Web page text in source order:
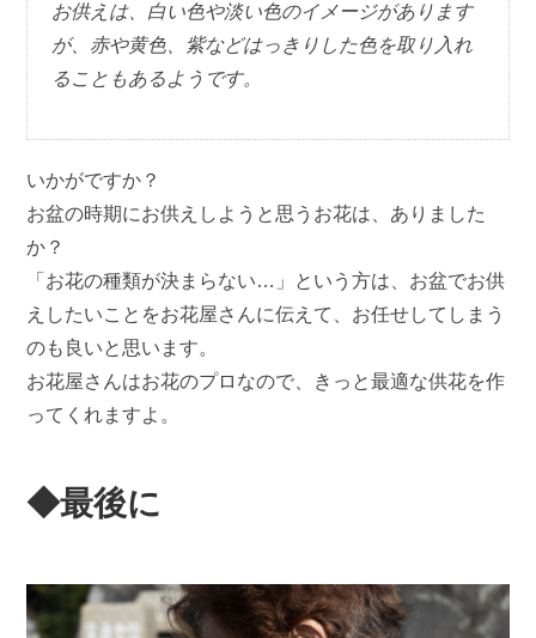
お供えは、白い色や淡い色のイメージがあります
が、赤や黄色、紫などはっきりした色を取り入れ
ることもあるようです。
いかがですか？
お盆の時期にお供えしようと思うお花は、ありました
か？
「お花の種類が決まらない…」という方は、お盆でお供
えしたいことをお花屋さんに伝えて、お任せしてしまう
のも良いと思います。
お花屋さんはお花のプロなので、きっと最適な供花を作
ってくれますよ。
◆最後に